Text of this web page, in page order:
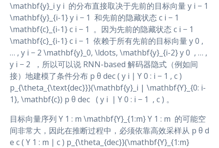
\mathbf{y}_i y i ​ 的分布直接取决于先前的目标向量 y i − 1
\mathbf{y}_{i-1} y i − 1 ​ 和先前的隐藏状态 c i − 1
\mathbf{c}_{i-1} c i − 1 ​ 。因为先前的隐藏状态 c i − 1
\mathbf{c}_{i-1} c i − 1 ​ 依赖于所有先前的目标向量 y 0 ,
… , y i − 2 \mathbf{y}_0, \ldots, \mathbf{y}_{i-2} y 0 ​ , … ,
y i − 2 ​ ，所以可以说 RNN-based 解码器隐式（例如间
接）地建模了条件分布 p θ dec ( y i ∣ Y 0 : i − 1 , c )
p_{\theta_{\text{dec}}}(\mathbf{y}_i | \mathbf{Y}_{0: i-
1}, \mathbf{c}) p θ dec ​ ​ ( y i ​ ∣ Y 0 : i − 1 ​ , c ) 。
目标向量序列 Y 1 : m \mathbf{Y}_{1:m} Y 1 : m ​ 的可能空
间非常大，因此在推断过程中，必须依靠高效采样从 p θ d
e c ( Y 1 : m ∣ c ) p_{\theta_{dec}}(\mathbf{Y}_{1:m}